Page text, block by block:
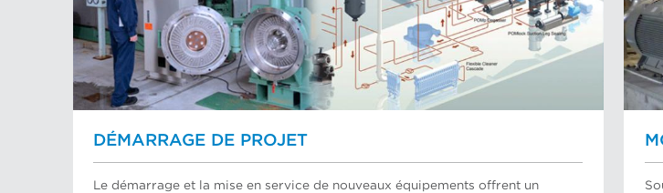
DÉMARRAGE DE PROJET
Le démarrage et la mise en service de nouveaux équipements offrent un